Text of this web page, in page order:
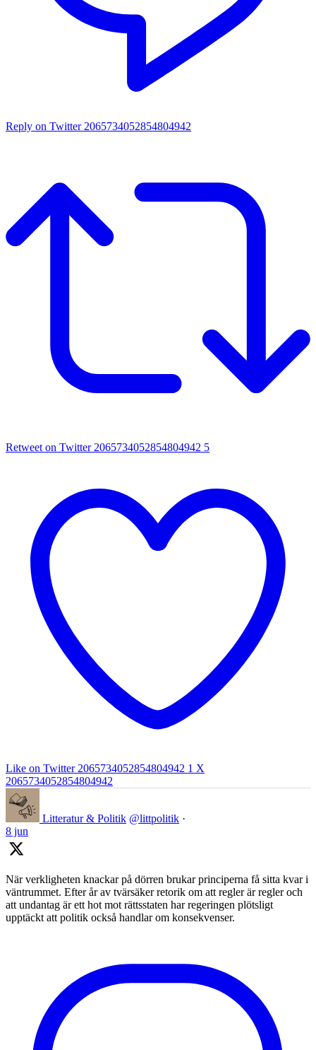
Reply on Twitter 2065734052854804942
Retweet on Twitter 2065734052854804942 5
Like on Twitter 2065734052854804942 1 X
2065734052854804942
Litteratur & Politik @littpolitik ·
8 jun
När verkligheten knackar på dörren brukar principerna få sitta kvar i
väntrummet. Efter år av tvärsäker retorik om att regler är regler och
att undantag är ett hot mot rättsstaten har regeringen plötsligt
upptäckt att politik också handlar om konsekvenser.